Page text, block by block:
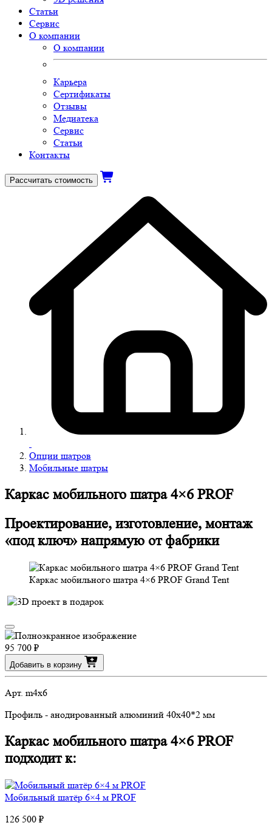
Статьи
Сервис
О компании
О компании
Карьера
Сертификаты
Отзывы
Медиатека
Сервис
Статьи
Контакты
Рассчитать стоимость
Опции шатров
Мобильные шатры
Каркас мобильного шатра 4×6 PROF
Проектирование, изготовление, монтаж
«под ключ» напрямую от фабрики
Каркас мобильного шатра 4×6 PROF Grand Tent
95 700 ₽
Добавить в корзину
Арт. m4x6
Профиль - анодированный алюминий 40х40*2 мм
Каркас мобильного шатра 4×6 PROF
подходит к:
Мобильный шатёр 6×4 м PROF
126 500 ₽